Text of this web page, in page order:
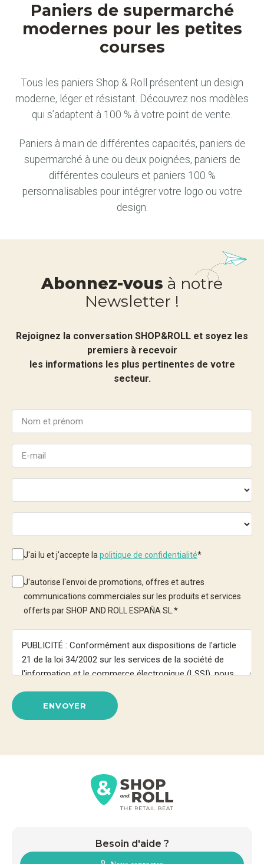
Paniers de supermarché
modernes pour les petites
courses
Tous les paniers Shop & Roll présentent un design
moderne, léger et résistant. Découvrez nos modèles
qui s’adaptent à 100 % à votre point de vente.
Paniers à main de différentes capacités, paniers de
supermarché à une ou deux poignées, paniers de
différentes couleurs et paniers 100 %
personnalisables pour intégrer votre logo ou votre
design.
Abonnez-vous à notre
Newsletter !
Rejoignez la conversation SHOP&ROLL et soyez les
premiers à recevoir
les informations les plus pertinentes de votre
secteur.
J'ai lu et j'accepte la politique de confidentialité*
J'autorise l'envoi de promotions, offres et autres
communications commerciales sur les produits et services
offerts par SHOP AND ROLL ESPAÑA SL. *
ENVOYER
Besoin d'aide ?